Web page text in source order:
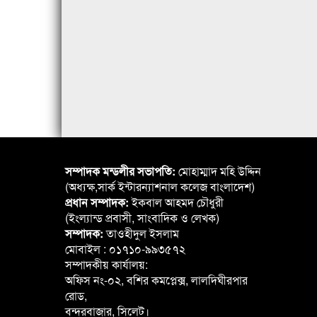
সম্পাদক মন্ডলীর সভাপতি: মোহাম্মাদ মহি উদ্দিন
(অধ্যক্ষ,সার্ক ইন্টারন্যাশনাল কলেজ বাংলাদেশ)
প্রধান সম্পাদক:ইকবাল আহমদ চৌধুরী
(ইংল্যান্ড প্রবাসী, সাংবাদিক ও লেখক)
সম্পাদক:তাওহীদুল ইসলাম
মোবাইল : ০১৭১০-৯৯৩৫৭২
সম্পাদকীয় কার্যালয়:
অফিস নং-০২, বশির কমপ্লেক্স, লালদিঘীরপার
রোড,
বন্দরবাজার, সিলেট।